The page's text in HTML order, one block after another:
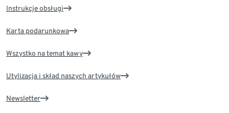
Instrukcje obsługi
Karta podarunkowa
Wszystko na temat kawy
Utylizacja i skład naszych artykułów
Newsletter